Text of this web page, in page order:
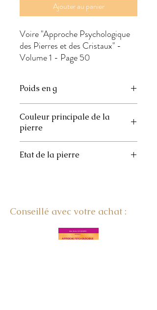
Ajouter au panier
Voire "Approche Psychologique
des Pierres et des Cristaux" -
Volume 1 - Page 50
Poids en g
Couleur principale de la
pierre
Etat de la pierre
Conseillé avec votre achat :